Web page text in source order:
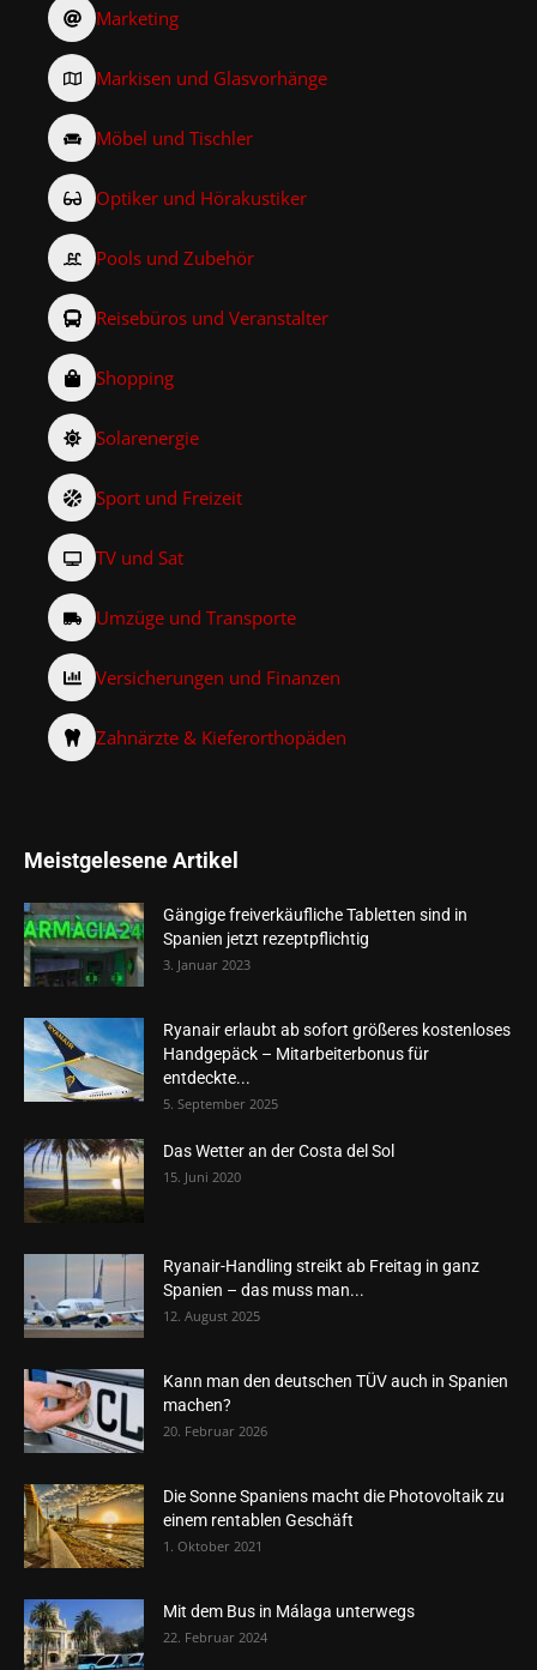
Marketing
Markisen und Glasvorhänge
Möbel und Tischler
Optiker und Hörakustiker
Pools und Zubehör
Reisebüros und Veranstalter
Shopping
Solarenergie
Sport und Freizeit
TV und Sat
Umzüge und Transporte
Versicherungen und Finanzen
Zahnärzte & Kieferorthopäden
Meistgelesene Artikel
Gängige freiverkäufliche Tabletten sind in
Spanien jetzt rezeptpflichtig
3. Januar 2023
Ryanair erlaubt ab sofort größeres kostenloses
Handgepäck – Mitarbeiterbonus für
entdeckte...
5. September 2025
Das Wetter an der Costa del Sol
15. Juni 2020
Ryanair-Handling streikt ab Freitag in ganz
Spanien – das muss man...
12. August 2025
Kann man den deutschen TÜV auch in Spanien
machen?
20. Februar 2026
Die Sonne Spaniens macht die Photovoltaik zu
einem rentablen Geschäft
1. Oktober 2021
Mit dem Bus in Málaga unterwegs
22. Februar 2024